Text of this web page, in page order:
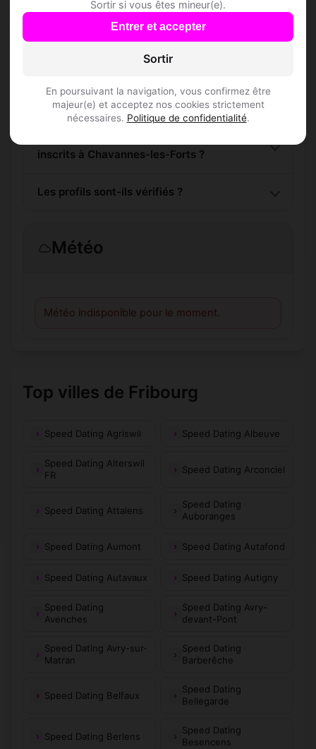
Sortir si vous êtes mineur(e).
Entrer et accepter
Sortir
En poursuivant la navigation, vous confirmez être
majeur(e) et acceptez nos cookies strictement
nécessaires. Politique de confidentialité.
Comment trouver Speed Dating à
Chavannes-les-Forts ?
L'inscription est-elle gratuite ?
inscrits à Chavannes-les-Forts ?
Les profils sont-ils vérifiés ?
Météo
Météo indisponible pour le moment.
Top villes de Fribourg
Speed Dating Agriswil Speed Dating Albeuve
Speed Dating Alterswil
FR
Speed Dating Arconciel
Speed Dating Attalens
Speed Dating
Auboranges
Speed Dating Aumont Speed Dating Autafond
Speed Dating Autavaux Speed Dating Autigny
Speed Dating
Avenches
Speed Dating Avry-
devant-Pont
Speed Dating Avry-sur-
Matran
Speed Dating
Barberêche
Speed Dating Belfaux
Speed Dating
Bellegarde
Speed Dating Berlens
Speed Dating
Besencens